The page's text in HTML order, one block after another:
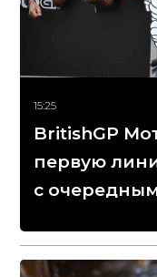
15:25
BritishGP
первую
с